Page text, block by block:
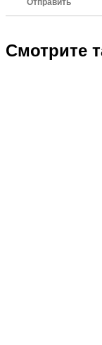
Смотрите